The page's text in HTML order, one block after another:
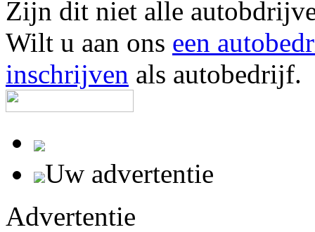
Zijn dit niet alle
Wilt u aan ons een
inschrijven als autobedrijf.
Uw advertentie
Advertentie